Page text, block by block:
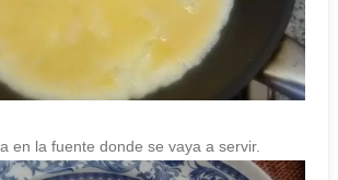
en la fuente donde se vaya a servir.